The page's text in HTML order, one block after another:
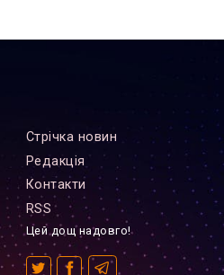
Стрiчка новин
Редакцiя
Контакти
RSS
Цей дощ надовго!